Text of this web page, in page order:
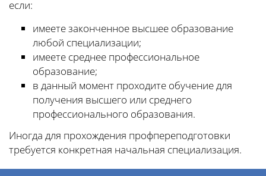
если:
имеете законченное высшее образование
любой специализации;
имеете среднее профессиональное
образование;
в данный момент проходите обучение для
получения высшего или среднего
профессионального образования.
Иногда для прохождения профпереподготовки
требуется конкретная начальная специализация.